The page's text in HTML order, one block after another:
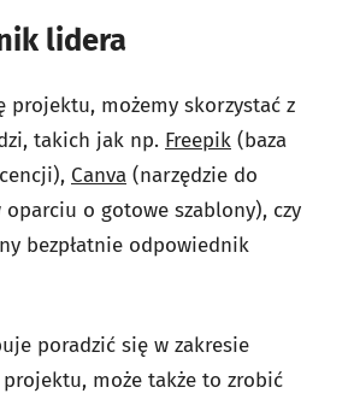
lidera
projektu, możemy skorzystać z
takich jak np. Freepik (baza
Canva (narzędzie do
o gotowe szablony), czy
bezpłatnie odpowiednik
poradzić się w zakresie
może także to zrobić